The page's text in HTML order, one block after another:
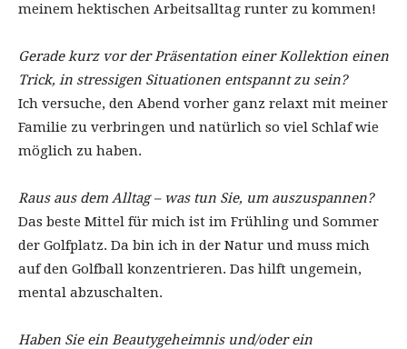
meinem hektischen Arbeitsalltag runter zu kommen!
Gerade kurz vor der Präsentation einer Kollektion einen
Trick, in stressigen Situationen entspannt zu sein?
Ich versuche, den Abend vorher ganz relaxt mit meiner
Familie zu verbringen und natürlich so viel Schlaf wie
möglich zu haben.
Raus aus dem Alltag – was tun Sie, um auszuspannen?
Das beste Mittel für mich ist im Frühling und Sommer
der Golfplatz. Da bin ich in der Natur und muss mich
auf den Golfball konzentrieren. Das hilft ungemein,
mental abzuschalten.
Haben Sie ein Beautygeheimnis und/oder ein